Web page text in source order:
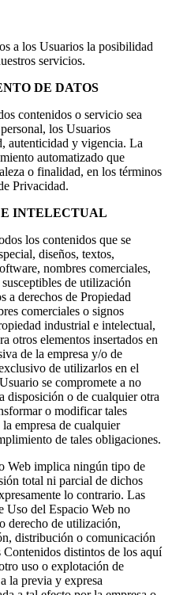
a los Usuarios la posibilidad
servicios.
DE DATOS
contenidos o servicio sea
los Usuarios
autenticidad y vigencia. La
automatizado que
o finalidad, en los términos
Privacidad.
INTELECTUAL
los contenidos que se
diseños, textos,
nombres comerciales,
de utilización
a derechos de Propiedad
comerciales o signos
industrial e intelectual,
otros elementos insertados en
de la empresa y/o de
de utilizarlos en el
se compromete a no
disposición o de cualquier otra
o modificar tales
empresa de cualquier
de tales obligaciones.
Web implica ningún tipo de
total ni parcial de dichos
lo contrario. Las
Uso del Espacio Web no
derecho de utilización,
distribución o comunicación
distintos de los aquí
uso o explotación de
la previa y expresa